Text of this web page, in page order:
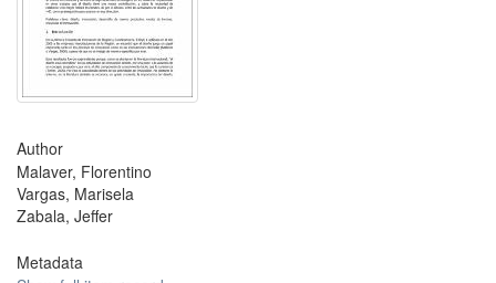
Author
Malaver, Florentino
Vargas, Marisela
Zabala, Jeffer
Metadata